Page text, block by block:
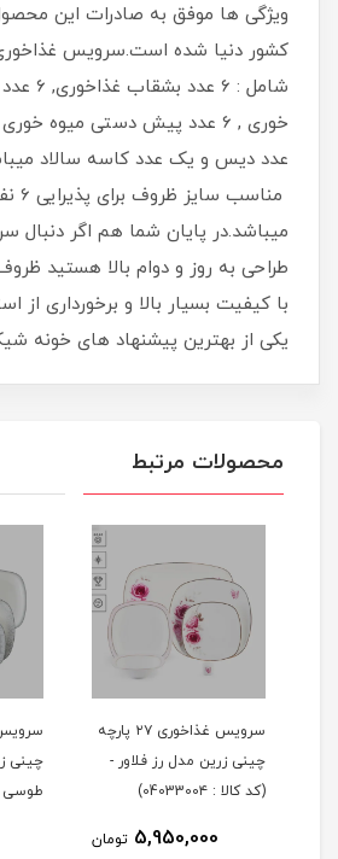
شامل :
عدد دیس و یک عدد کاسه سالاد
میباشد.در پایان شما هم اگر دنبال
طراحی به روز و دوام بالا هستید
با کیفیت بسیار بالا و برخورداری از
یکی از بهترین پیشنهاد های خونه
محصولات مرتبط
سرویس غذاخوری ۲۷ پارچه
چینی زرین مدل رز فلاور -
(کد کالا : 0403300۴)
5,950,000 تومان
چینی
طوسی